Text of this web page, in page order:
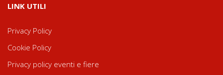
LINK UTILI
Privacy Policy
Cookie Policy
Privacy policy eventi e fiere